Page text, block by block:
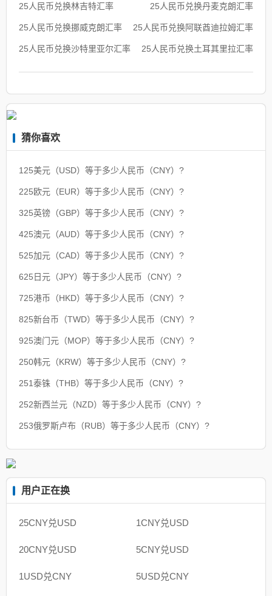
25人民币兑换林吉特汇率 25人民币兑换丹麦克朗汇率
25人民币兑换挪威克朗汇率 25人民币兑换阿联酋迪拉姆汇率
25人民币兑换沙特里亚尔汇率 25人民币兑换土耳其里拉汇率
猜你喜欢
125美元（USD）等于多少人民币（CNY）?
225欧元（EUR）等于多少人民币（CNY）?
325英镑（GBP）等于多少人民币（CNY）?
425澳元（AUD）等于多少人民币（CNY）?
525加元（CAD）等于多少人民币（CNY）?
625日元（JPY）等于多少人民币（CNY）?
725港币（HKD）等于多少人民币（CNY）?
825新台币（TWD）等于多少人民币（CNY）?
925澳门元（MOP）等于多少人民币（CNY）?
250韩元（KRW）等于多少人民币（CNY）?
251泰铢（THB）等于多少人民币（CNY）?
252新西兰元（NZD）等于多少人民币（CNY）?
253俄罗斯卢布（RUB）等于多少人民币（CNY）?
用户正在换
25CNY兑USD 1CNY兑USD
20CNY兑USD 5CNY兑USD
1USD兑CNY 5USD兑CNY